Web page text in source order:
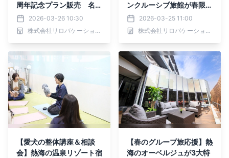
周年記念プラン販売 名
勝・青野山やノドグロを堪
能｜2026年4月1日～7月1
7日
2026-03-26 10:30
株式会社リロバケーションズ
ンクルーシブ旅館が春限定
カクテル付プラン販売｜2
026年4月1日～
2026-03-25 11:00
株式会社リロバケーションズ
【愛犬の整体講座＆相談
会】熱海の温泉リゾート宿
【春のグループ旅応援】熱
海のオーベルジュが3大特